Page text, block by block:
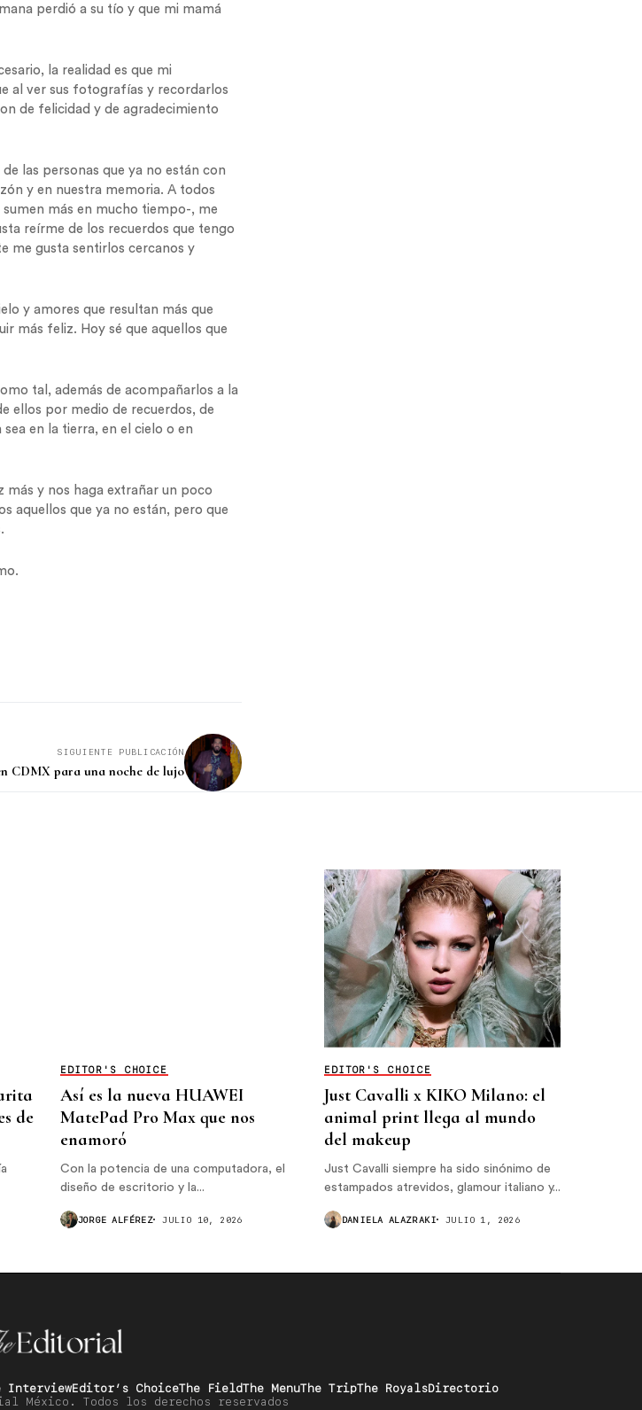
perdió a su tío y que mi mamá
la realidad es que mi
al ver sus fotografías y recordarlos
de felicidad y de agradecimiento
las personas que ya no están con
y en nuestra memoria. A todos
sumen más en mucho tiempo-, me
reírme de los recuerdos que tengo
me gusta sentirlos cercanos y
y amores que resultan más que
más feliz. Hoy sé que aquellos que
tal, además de acompañarlos a la
ellos por medio de recuerdos, de
en la tierra, en el cielo o en
más y nos haga extrañar un poco
aquellos que ya no están, pero que
SIGUIENTE PUBLICACIÓN
CDMX para una noche de lujo
de
EDITOR'S CHOICE
Así es la nueva HUAWEI
MatePad Pro Max que nos
enamoró
Con la potencia de una computadora, el
diseño de escritorio y la...
JORGE ALFÉREZ JULIO 10, 2026
EDITOR'S CHOICE
Just Cavalli x KIKO Milano: el
animal print llega al mundo
del makeup
Just Cavalli siempre ha sido sinónimo de
estampados atrevidos, glamour italiano y...
DANIELA ALAZRAKI JULIO 1, 2026
InterviewEditor’s ChoiceThe FieldThe MenuThe TripThe RoyalsDirectorio
México. Todos los derechos reservados